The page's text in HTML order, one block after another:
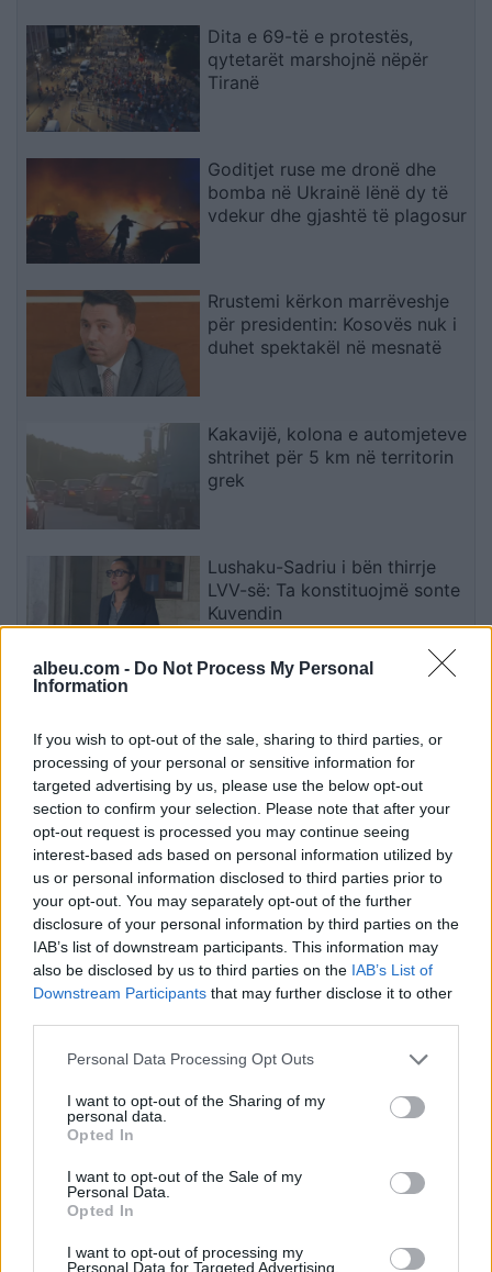
albeu.com - Do Not Process My Personal
Information
If you wish to opt-out of the sale, sharing to third parties, or
processing of your personal or sensitive information for
targeted advertising by us, please use the below opt-out
section to confirm your selection. Please note that after your
opt-out request is processed you may continue seeing
interest-based ads based on personal information utilized by
us or personal information disclosed to third parties prior to
your opt-out. You may separately opt-out of the further
disclosure of your personal information by third parties on the
IAB’s list of downstream participants. This information may
also be disclosed by us to third parties on the IAB’s List of
Downstream Participants that may further disclose it to other
Personal Data Processing Opt Outs
I want to opt-out of the Sharing of my
personal data.
Opted In
I want to opt-out of the Sale of my
Personal Data.
Opted In
I want to opt-out of processing my
Personal Data for Targeted Advertising.
Dita e 69-të e protestës,
qytetarët marshojnë nëpër
Tiranë
Goditjet ruse me dronë dhe
bomba në Ukrainë lënë dy të
vdekur dhe gjashtë të plagosur
Rrustemi kërkon marrëveshje
për presidentin: Kosovës nuk i
duhet spektakël në mesnatë
Kakavijë, kolona e automjeteve
shtrihet për 5 km në territorin
grek
Lushaku-Sadriu i bën thirrje
LVV-së: Ta konstituojmë sonte
Kuvendin
sonte, nënshkrimet janë
siguruar
Esim for USA|Esim for Italy| Esim for Spain | Esim